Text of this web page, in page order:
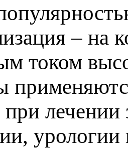
– на
током
лечении
урологии